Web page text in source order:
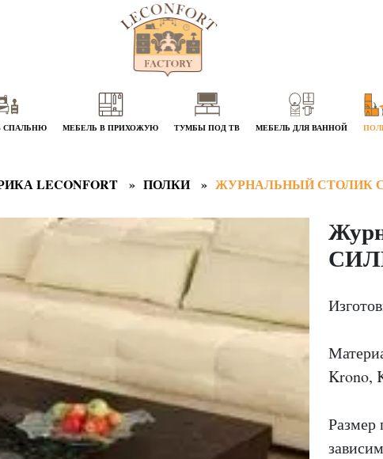
СПАЛЬНЮ МЕБЕЛЬ В ПРИХОЖУЮ ТУМБЫ ПОД ТВ МЕБЕЛЬ ДЛЯ ВАННОЙ
LECONFORT ПОЛКИ ЖУРНАЛЬНЫЙ СТОЛИК
Krono,
Размер